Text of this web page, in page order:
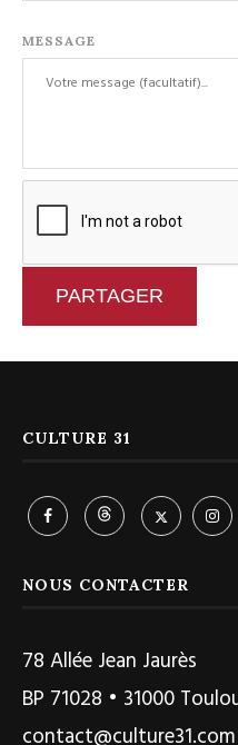
MESSAGE
PARTAGER
CULTURE 31
NOUS CONTACTER
78 Allée Jean Jaurès
BP 71028 • 31000
contact@culture31.com